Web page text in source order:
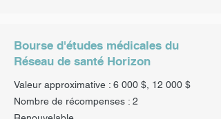
Bourse d'études médicales du
Réseau de santé Horizon
Valeur approximative : 6 000 $, 12 000 $
Nombre de récompenses : 2